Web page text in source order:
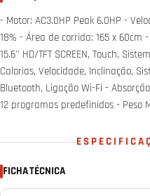
- Motor: AC3.0HP Peak 6.0HP -
18% - Área de corrida: 165 x 60cm
15.6'' HD/TFT SCREEN, Touch,
Calorias, Velocidade, Inclinação,
Bluetooth, Ligação Wi-Fi -
12 programas predefinidos - Peso
FICHA TÉCNICA